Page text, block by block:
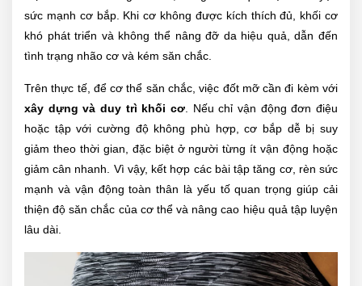
sức mạnh cơ bắp. Khi cơ không được kích thích đủ, khối cơ
khó phát triển và không thể nâng đỡ da hiệu quả, dẫn đến
tình trạng nhão cơ và kém săn chắc.
Trên thực tế, để cơ thể săn chắc, việc đốt mỡ cần đi kèm với
xây dựng và duy trì khối cơ. Nếu chỉ vận động đơn điệu
hoặc tập với cường độ không phù hợp, cơ bắp dễ bị suy
giảm theo thời gian, đặc biệt ở người từng ít vận động hoặc
giảm cân nhanh. Vì vậy, kết hợp các bài tập tăng cơ, rèn sức
mạnh và vận động toàn thân là yếu tố quan trọng giúp cải
thiện độ săn chắc của cơ thể và nâng cao hiệu quả tập luyện
lâu dài.